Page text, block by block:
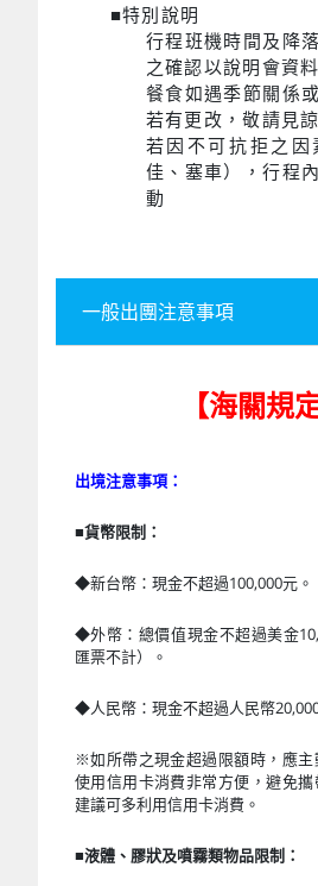
■特別說明
行程班機時間及降
之確認以說明會資
餐食如遇季節關係
若有更改，敬請見諒
若因不可抗拒之因
佳、塞車），行程
動
一般出團注意事項
【海關規定
出境注意事項：
■貨幣限制：
◆新台幣：現金不超過100,000元。
◆外幣：總價值現金不超過美金
匯票不計）。
◆人民幣：現金不超過人民幣
※如所帶之現金超過限額時，應
使用信用卡消費非常方便，避免攜
建議可多利用信用卡消費。
■液體、膠狀及噴霧類物品限制：